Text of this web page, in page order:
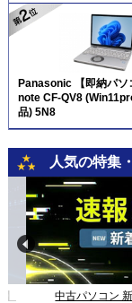
Panasonic 【即納パソ
note CF-QV8
品) 5N8
人気の特集
中古パソコン